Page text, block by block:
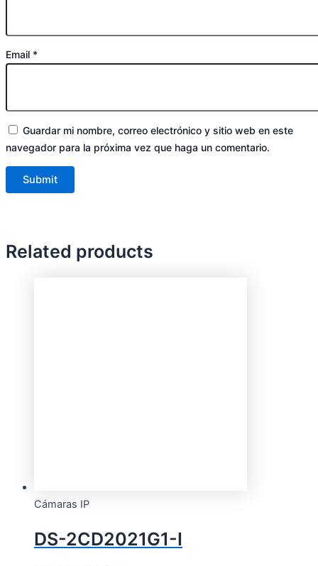
Email *
Guardar mi nombre, correo electrónico y sitio web en este
navegador para la próxima vez que haga un comentario.
Related products
Cámaras IP
DS-2CD2021G1-I